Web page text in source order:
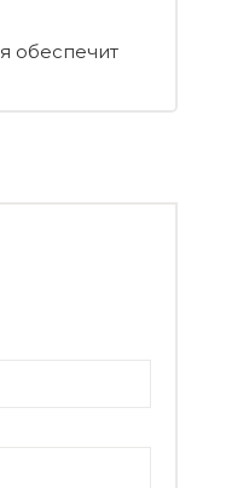
обеспечит